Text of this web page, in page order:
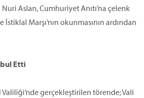
Aslan, Cumhuriyet Anıtı’na çelenk
İstiklal Marşı’nın okunmasının ardından
Etti
gerçekleştirilen törende; Vali